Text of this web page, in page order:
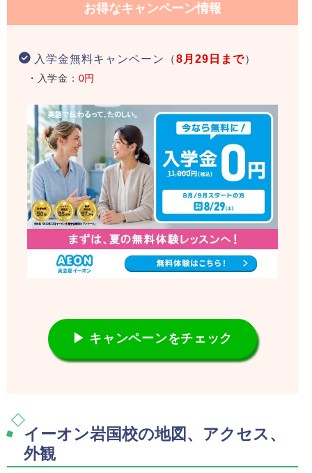
お得なキャンペーン情報
入学金無料キャンペーン（8月29日まで）
・入学金： 0円
▶ キャンペーンをチェック
イーオン岩国校の地図、アクセス、
外観